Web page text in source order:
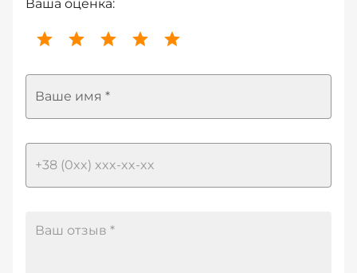
Ваша оценка:
Ваше имя *